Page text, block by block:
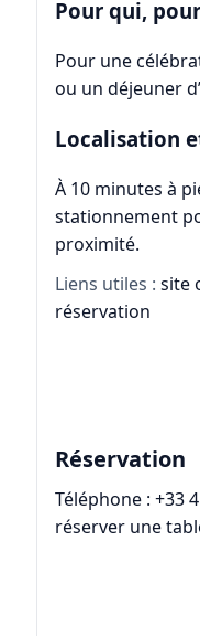
Pour qui,
Pour une
ou un déjeuner
Localisation
À 10 minutes à
stationnement
proximité.
Liens utiles : site
réservation
Réservation
Téléphone : +33
réserver une